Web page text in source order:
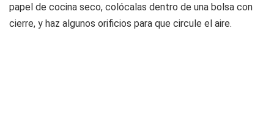
papel de cocina seco, colócalas dentro de una bolsa con
cierre, y haz algunos orificios para que circule el aire.